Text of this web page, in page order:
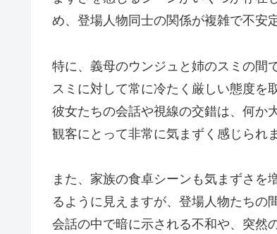
め、登場人物同士の関係が複雑で不安
特に、義母のウンジュと姉のスミの間
スミに対して常に冷たく厳しい態度を
彼女たちの会話や視線の交錯は、何か
観客にとって非常に気まずく感じられま
また、家族の食卓シーンも気まずさを
るように見えますが、登場人物たちの
会話の中で暗に示される不和や、突然